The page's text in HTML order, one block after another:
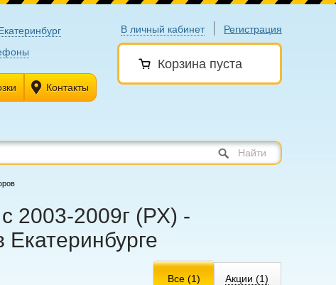
В личный кабинет Регистрация
Корзина пуста
Контакты
Найти
2003-2009г (РХ) -
Все (1) Акции (1)